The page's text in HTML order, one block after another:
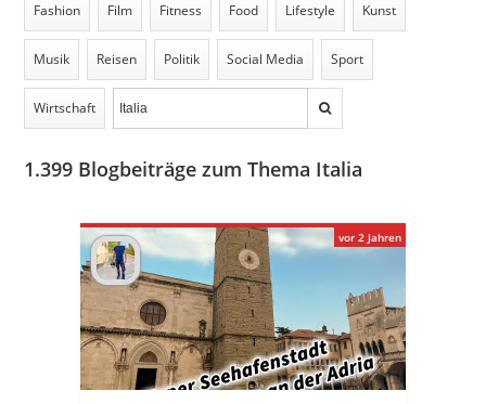
Fashion Film Fitness Food Lifestyle Kunst
Musik Reisen Politik Social Media Sport
Wirtschaft
1.399 Blogbeiträge zum Thema Italia
vor 2 Jahren